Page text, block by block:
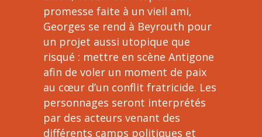
promesse faite à un vieil ami,
Georges se rend à Beyrouth pour
un projet aussi utopique que
risqué : mettre en scène Antigone
afin de voler un moment de paix
au cœur d’un conflit fratricide. Les
personnages seront interprétés
par des acteurs venant des
différents camps politiques et